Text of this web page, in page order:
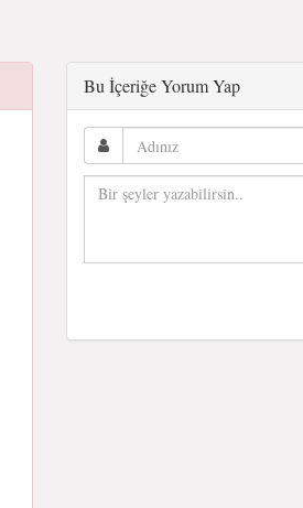
Bu İçeriğe Yorum Yap